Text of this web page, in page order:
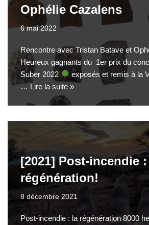
Ophélie Cazalens
6 mai 2022
Rencontre avec Tristan Batave et
Heureux gagnants du 1er prix du
Suber 2022
exposés et remis à la
… Lire la suite »
[2021] Post-incendie
régénération!
8 décembre 2021
Post-incendie : la régénération 8000